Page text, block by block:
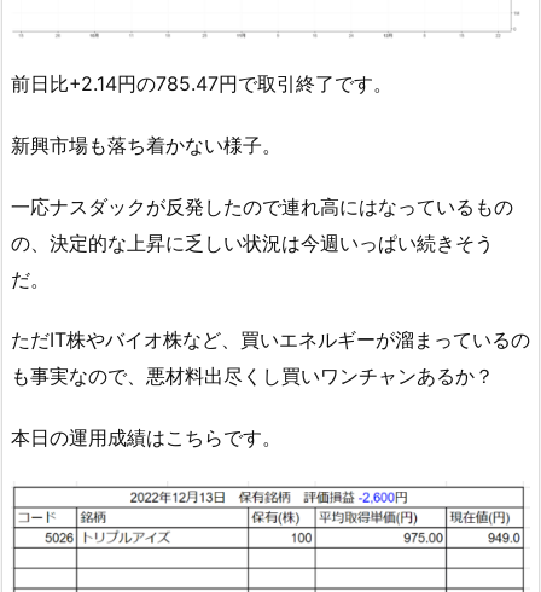
前日比+2.14円の785.47円で取引終了です。
新興市場も落ち着かない様子。
一応ナスダックが反発したので連れ高にはなっているもの
の、決定的な上昇に乏しい状況は今週いっぱい続きそう
だ。
ただIT株やバイオ株など、買いエネルギーが溜まっているの
も事実なので、悪材料出尽くし買いワンチャンあるか？
本日の運用成績はこちらです。